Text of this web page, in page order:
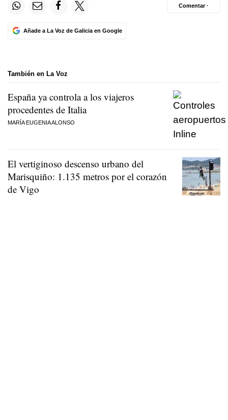
Añade a La Voz de Galicia en Google
Comentar ·
También en La Voz
España ya controla a los viajeros
procedentes de Italia
MARÍA EUGENIA ALONSO
El vertiginoso descenso urbano del
Marisquiño: 1.135 metros por el corazón
de Vigo